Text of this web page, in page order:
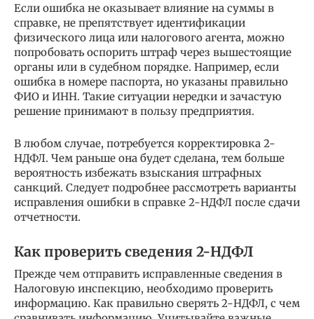
Если ошибка не оказывает влияние на суммы в
справке, не препятствует идентификации
физического лица или налогового агента, можно
попробовать оспорить штраф через вышестоящие
органы или в судебном порядке. Например, если
ошибка в номере паспорта, но указаны правильно
ФИО и ИНН. Такие ситуации нередки и зачастую
решение принимают в пользу предприятия.
В любом случае, потребуется корректировка 2-
НДФЛ. Чем раньше она будет сделана, тем больше
вероятность избежать взыскания штрафных
санкций. Следует подробнее рассмотреть варианты
исправления ошибки в справке 2-НДФЛ после сдачи
отчетности.
Как проверить сведения 2-НДФЛ
Прежде чем отправить исправленные сведения в
Налоговую инспекцию, необходимо проверить
информацию. Как правильно сверять 2-НДФЛ, с чем